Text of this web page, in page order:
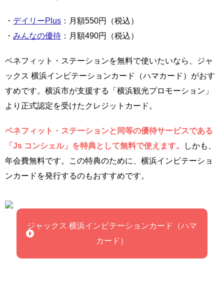
・ デイリーPlus ：月額550円（税込）
・ みんなの優待 ：月額490円（税込）
ベネフィット・ステーションを無料で使いたいなら、ジャ
ックス 横浜インビテーションカード（ハマカード）がおす
すめです。横浜市が支援する「横浜観光プロモーション」
より正式認定を受けたクレジットカード。
ベネフィット・ステーションと同等の優待サービスである
「Js コンシェル」を特典として無料で使えます。
しかも、
年会費無料です。この特典のために、横浜インビテーショ
ンカードを発行するのもおすすめです。
ジャックス 横浜インビテーションカード（ハマ
カード）